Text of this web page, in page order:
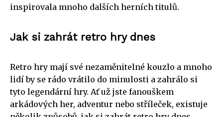
inspirovala mnoho dalších herních titulů.
Jak si zahrát retro hry dnes
Retro hry mají své nezaměnitelné kouzlo a mnoho
lidí by se rádo vrátilo do minulosti a zahrálo si
tyto legendární hry. Ať už jste fanouškem
arkádových her, adventur nebo stříleček, existuje